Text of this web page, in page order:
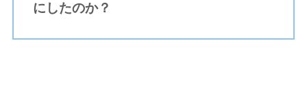
にしたのか？